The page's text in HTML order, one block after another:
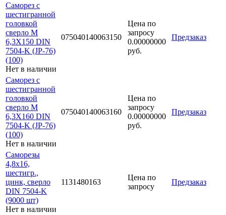
Саморез с
шестигранной
головкой
сверло М
6,3Х150 DIN
7504-K (JP-76)
(100)
Нет в наличии
075040140063150
Цена по
запросу
0.00000000
руб.
Предзаказ
Саморез с
шестигранной
головкой
сверло М
6,3Х160 DIN
7504-K (JP-76)
(100)
Нет в наличии
075040140063160
Цена по
запросу
0.00000000
руб.
Предзаказ
Саморезы
4,8х16,
шестигр.,
цинк, сверло
DIN 7504-K
(9000 шт)
Нет в наличии
1131480163
Цена по
запросу
Предзаказ